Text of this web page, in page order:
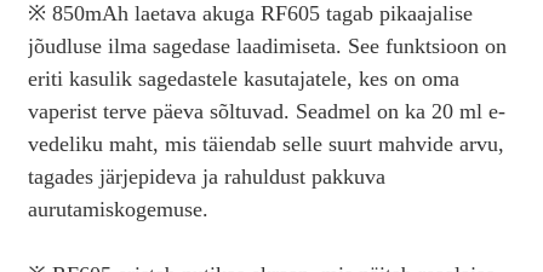
※ 850mAh laetava akuga RF605 tagab pikaajalise
jõudluse ilma sagedase laadimiseta. See funktsioon on
eriti kasulik sagedastele kasutajatele, kes on oma
vaperist terve päeva sõltuvad. Seadmel on ka 20 ml e-
vedeliku maht, mis täiendab selle suurt mahvide arvu,
tagades järjepideva ja rahuldust pakkuva
aurutamiskogemuse.